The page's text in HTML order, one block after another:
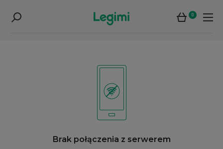
0
Brak połączenia z serwerem